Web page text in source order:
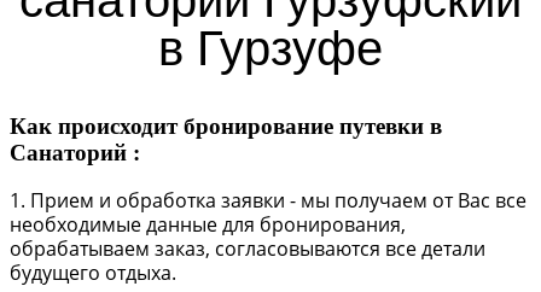
в Гурзуфе
Как происходит бронирование путевки в
Санаторий :
1. Прием и обработка заявки - мы получаем от Вас все
необходимые данные для бронирования,
обрабатываем заказ, согласовываются все детали
будущего отдыха.